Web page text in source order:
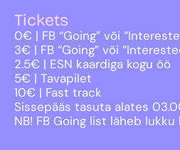
Tickets
0€ | FB “Going” või
3€ | FB “Going” või
2.5€ | ESN kaardiga kogu öö
5€ | Tavapilet
10€ | Fast track
Sissepääs tasuta alates
NB! FB Going list läheb lukku